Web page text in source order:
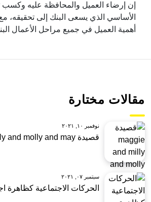
إن إرضاء العميل والمحافظة عليه وكسب
الأساسي الذي يسعى البنك إلى تحقيقه،
أهمية العميل في جميع مراحل الأعمال
مقالات مختارة
نوفمبر ١٠, ٢٠٢١
قصيدة maggie and milly and molly and may
سبتمبر ٠٧, ٢٠٢١
الحركات الاجتماعية كظاهرة